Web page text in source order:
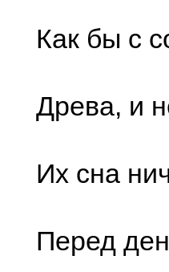
Как бы с
Древа, и
Их сна
Перед